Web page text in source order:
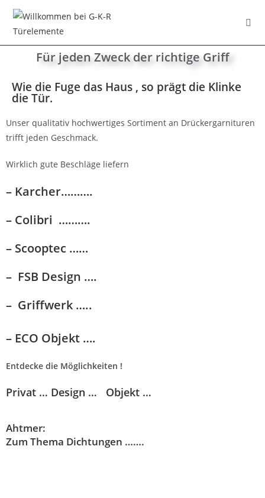
Für jeden Zweck der richtige Griff
Wie die Fuge das Haus , so prägt die Klinke
die Tür.
Unser qualitativ hochwertiges Sortiment an Drückergarnituren
trifft jeden Geschmack.
Wirklich gute Beschläge liefern
– Karcher……….
– Colibri ……….
– Scooptec ……
– FSB Design ….
– Griffwerk …..
– ECO Objekt ….
Entdecke die Möglichkeiten !
Privat … Design … Objekt …
Ahtmer:
Zum Thema Dichtungen …….